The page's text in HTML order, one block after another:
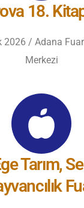
18.
2026 / Adana
Merkezi
Tarım,